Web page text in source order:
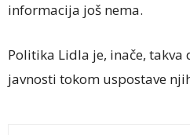
informacija još nema.
Politika Lidla je, inače,
javnosti tokom uspostave